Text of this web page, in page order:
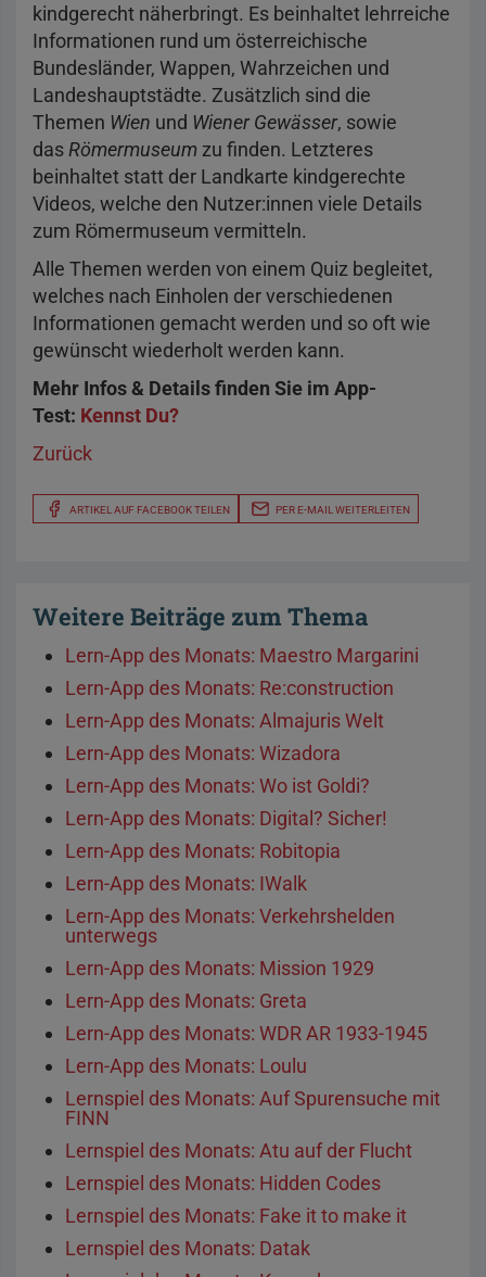
kindgerecht näherbringt. Es beinhaltet lehrreiche
Informationen rund um österreichische
Bundesländer, Wappen, Wahrzeichen und
Landeshauptstädte. Zusätzlich sind die
Themen Wien und Wiener Gewässer, sowie
dasRömermuseum zu finden. Letzteres
beinhaltet statt der Landkarte kindgerechte
Videos, welche den Nutzer:innen viele Details
zum Römermuseum vermitteln.
Alle Themen werden von einem Quiz begleitet,
welches nach Einholen der verschiedenen
Informationen gemacht werden und so oft wie
gewünscht wiederholt werden kann.
Mehr Infos & Details finden Sie im App-
Test: Kennst Du?
Zurück
ARTIKEL AUF FACEBOOK TEILEN PER E-MAIL WEITERLEITEN
Weitere Beiträge zum Thema
Lern-App des Monats: Maestro Margarini
Lern-App des Monats: Re:construction
Lern-App des Monats: Almajuris Welt
Lern-App des Monats: Wizadora
Lern-App des Monats: Wo ist Goldi?
Lern-App des Monats: Digital? Sicher!
Lern-App des Monats: Robitopia
Lern-App des Monats: IWalk
Lern-App des Monats: Verkehrshelden
unterwegs
Lern-App des Monats: Mission 1929
Lern-App des Monats: Greta
Lern-App des Monats: WDR AR 1933-1945
Lern-App des Monats: Loulu
Lernspiel des Monats: Auf Spurensuche mit
FINN
Lernspiel des Monats: Atu auf der Flucht
Lernspiel des Monats: Hidden Codes
Lernspiel des Monats: Fake it to make it
Lernspiel des Monats: Datak